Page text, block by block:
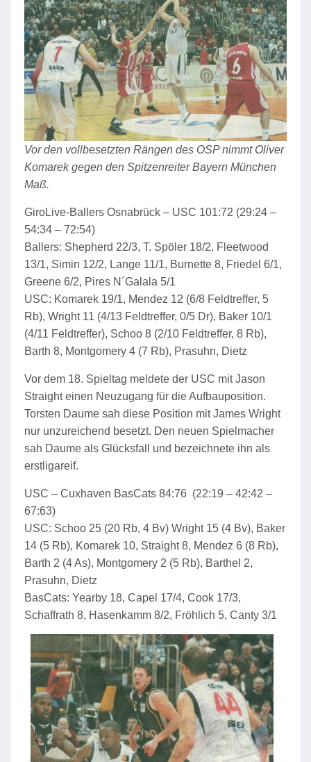
Vor den vollbesetzten Rängen des OSP nimmt Oliver
Komarek gegen den Spitzenreiter Bayern München
Maß.
GiroLive-Ballers Osnabrück – USC 101:72 (29:24 –
54:34 – 72:54)
Ballers: Shepherd 22/3, T. Spöler 18/2, Fleetwood
13/1, Simin 12/2, Lange 11/1, Burnette 8, Friedel 6/1,
Greene 6/2, Pires N´Galala 5/1
USC: Komarek 19/1, Mendez 12 (6/8 Feldtreffer, 5
Rb), Wright 11 (4/13 Feldtreffer, 0/5 Dr), Baker 10/1
(4/11 Feldtreffer), Schoo 8 (2/10 Feldtreffer, 8 Rb),
Barth 8, Montgomery 4 (7 Rb), Prasuhn, Dietz
Vor dem 18. Spieltag meldete der USC mit Jason
Straight einen Neuzugang für die Aufbauposition.
Torsten Daume sah diese Position mit James Wright
nur unzureichend besetzt. Den neuen Spielmacher
sah Daume als Glücksfall und bezeichnete ihn als
erstligareif.
USC – Cuxhaven BasCats 84:76 (22:19 – 42:42 –
67:63)
USC: Schoo 25 (20 Rb, 4 Bv) Wright 15 (4 Bv), Baker
14 (5 Rb), Komarek 10, Straight 8, Mendez 6 (8 Rb),
Barth 2 (4 As), Montgomery 2 (5 Rb), Barthel 2,
Prasuhn, Dietz
BasCats: Yearby 18, Capel 17/4, Cook 17/3,
Schaffrath 8, Hasenkamm 8/2, Fröhlich 5, Canty 3/1